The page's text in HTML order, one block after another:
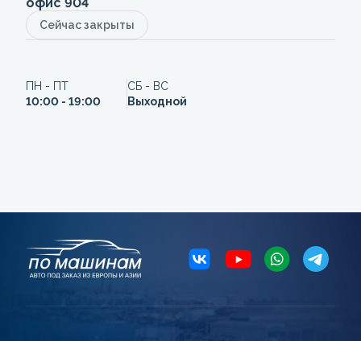
Сейчас закрыты
ПН - ПТ
10:00 - 19:00
СБ - ВС
Выходной